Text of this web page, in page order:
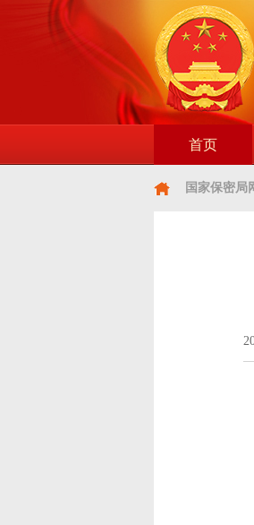
首页
国家保密局